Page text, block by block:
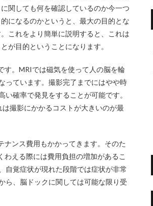
関しても何を確認しているのか今一つ
になるのかというと、最大の目的とな
これをより簡単に説明すると、これは
が目的ということになります。
す。MRIでは磁気を使って人の脳を輪
っています。撮影完了までにはやや時
確率で発見をすることが可能です。
撮影にかかるコストが大きいのが最
ンス費用もかかってきます。そのた
える際には費用負担の増加があるこ
自覚症状が現れた段階では症状が非常
ら、脳ドックに関しては可能な限り受